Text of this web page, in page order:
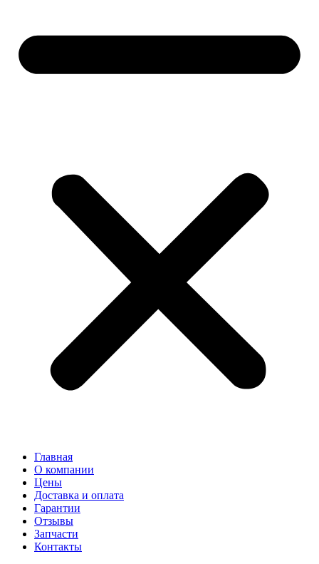
Главная
О компании
Цены
Доставка и оплата
Гарантии
Отзывы
Запчасти
Контакты